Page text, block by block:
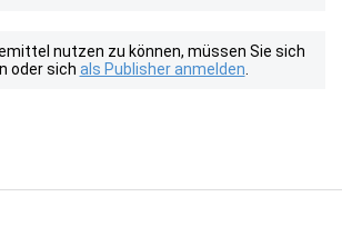
nutzen zu können, müssen Sie sich
oder sich als Publisher anmelden